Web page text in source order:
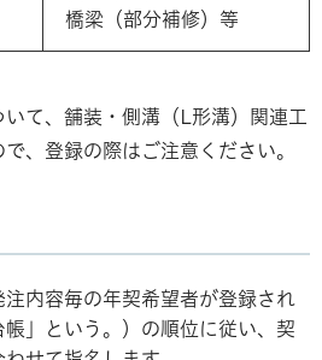
橋梁（部分補修）等
いて、舗装・側溝（L形溝）関連工
、登録の際はご注意ください。
内容毎の年契希望者が登録され
」という。）の順位に従い、契